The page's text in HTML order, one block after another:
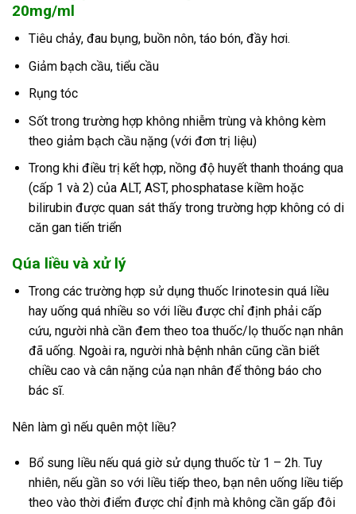
20mg/ml
Tiêu chảy, đau bụng, buồn nôn, táo bón, đầy hơi.
Giảm bạch cầu, tiểu cầu
Rụng tóc
Sốt trong trường hợp không nhiễm trùng và không kèm
theo giảm bạch cầu nặng (với đơn trị liệu)
Trong khi điều trị kết hợp, nồng độ huyết thanh thoáng qua
(cấp 1 và 2) của ALT, AST, phosphatase kiềm hoặc
bilirubin được quan sát thấy trong trường hợp không có di
căn gan tiến triển
Qúa liều và xử lý
Trong các trường hợp sử dụng thuốc Irinotesin quá liều
hay uống quá nhiều so với liều được chỉ định phải cấp
cứu, người nhà cần đem theo toa thuốc/lọ thuốc nạn nhân
đã uống. Ngoài ra, người nhà bệnh nhân cũng cần biết
chiều cao và cân nặng của nạn nhân để thông báo cho
bác sĩ.
Nên làm gì nếu quên một liều?
Bổ sung liều nếu quá giờ sử dụng thuốc từ 1 – 2h. Tuy
nhiên, nếu gần so với liều tiếp theo, bạn nên uống liều tiếp
theo vào thời điểm được chỉ định mà không cần gấp đôi